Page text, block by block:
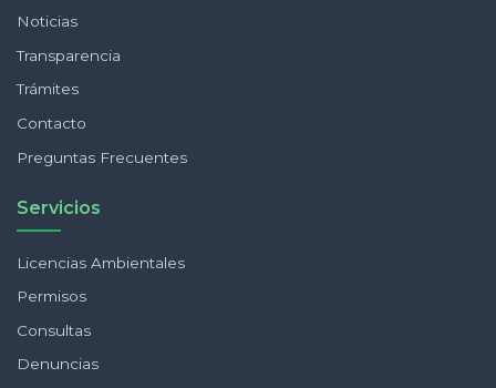
Noticias
Transparencia
Trámites
Contacto
Preguntas Frecuentes
Servicios
Licencias Ambientales
Permisos
Consultas
Denuncias